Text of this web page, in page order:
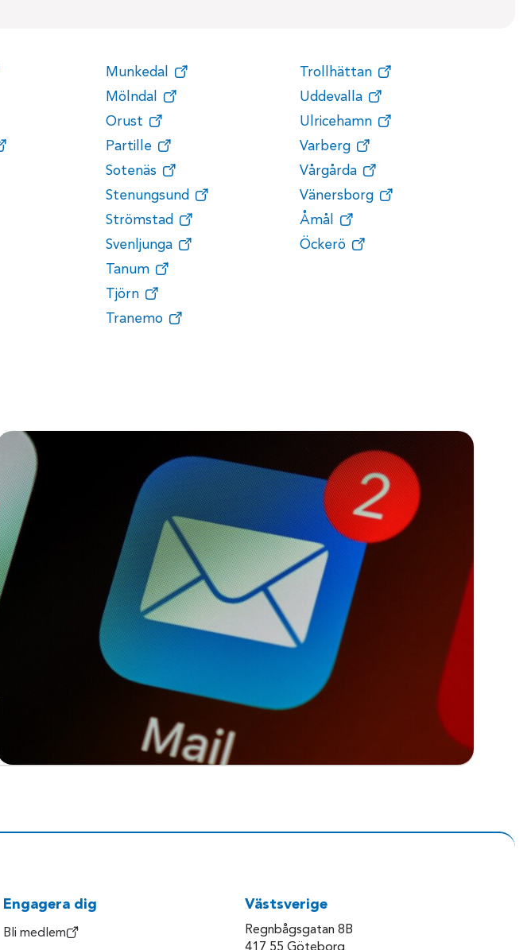
Munkedal
Mölndal
Orust
Partille
Sotenäs
Stenungsund
Strömstad
Svenljunga
Tanum
Tjörn
Tranemo
Trollhättan
Uddevalla
Ulricehamn
Varberg
Vårgårda
Vänersborg
Åmål
Öckerö
Engagera dig
Bli medlem
Västsverige
Regnbågsgatan 8B
417 55 Göteborg